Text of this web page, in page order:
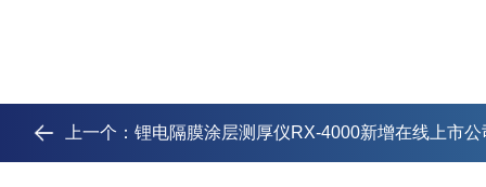
上一个： 锂电隔膜涂层测厚仪RX-4000新增在线上市公